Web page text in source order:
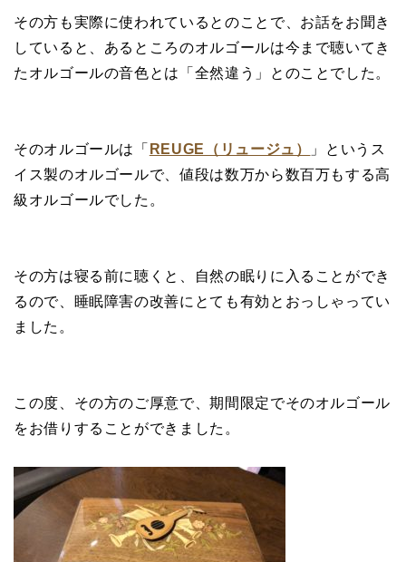
その方も実際に使われているとのことで、お話をお聞き
していると、あるところのオルゴールは今まで聴いてき
たオルゴールの音色とは「全然違う」とのことでした。
そのオルゴールは「 REUGE（リュージュ）
」というス
イス製のオルゴールで、値段は数万から数百万もする高
級オルゴールでした。
その方は寝る前に聴くと、自然の眠りに入ることができ
るので、睡眠障害の改善にとても有効とおっしゃってい
ました。
この度、その方のご厚意で、期間限定でそのオルゴール
をお借りすることができました。